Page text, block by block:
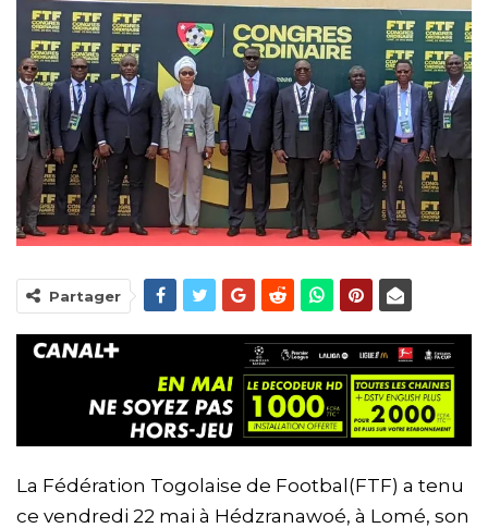
Partager
La Fédération Togolaise de Footbal(FTF) a tenu
ce vendredi 22 mai à Hédzranawoé, à Lomé, son